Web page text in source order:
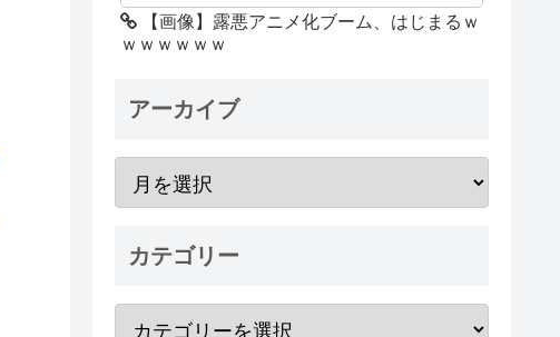
【画像】露悪アニメ化ブーム、はじまるｗ
ｗｗｗｗｗｗ
アーカイブ
カテゴリー